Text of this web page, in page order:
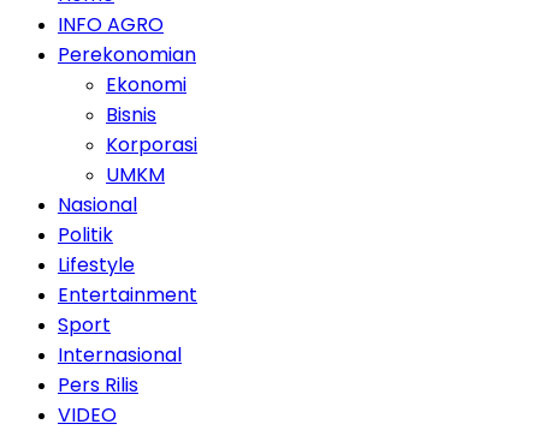
INFO AGRO
Perekonomian
Ekonomi
Bisnis
Korporasi
UMKM
Nasional
Politik
Lifestyle
Entertainment
Sport
Internasional
Pers Rilis
VIDEO